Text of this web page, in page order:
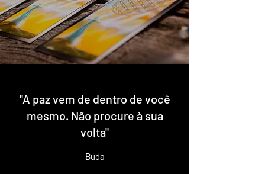
"A paz vem de dentro de você
mesmo. Não procure à sua
volta"
Buda